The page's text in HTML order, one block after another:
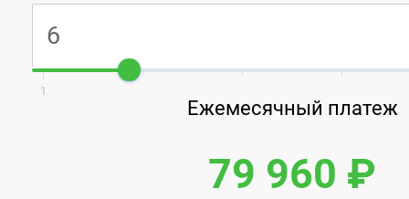
1
Ежемесячный платеж
79 960 ₽